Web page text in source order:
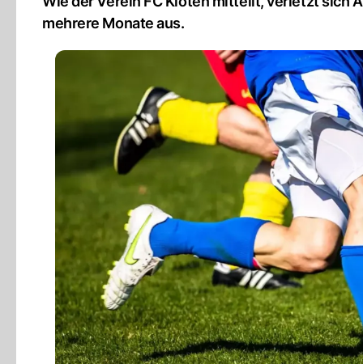
mehrere Monate aus.